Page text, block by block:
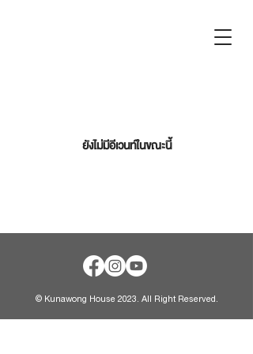
ยังไม่มีอีเวนท์ในขณะนี้
© Kunawong House 2023. All Right Reserved.